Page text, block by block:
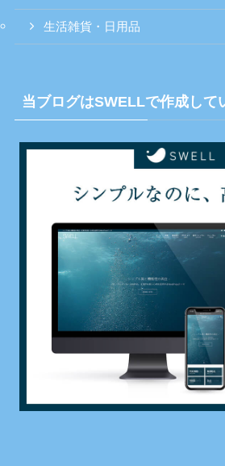
生活雑貨・日用品
当ブログはSWELLで作成して